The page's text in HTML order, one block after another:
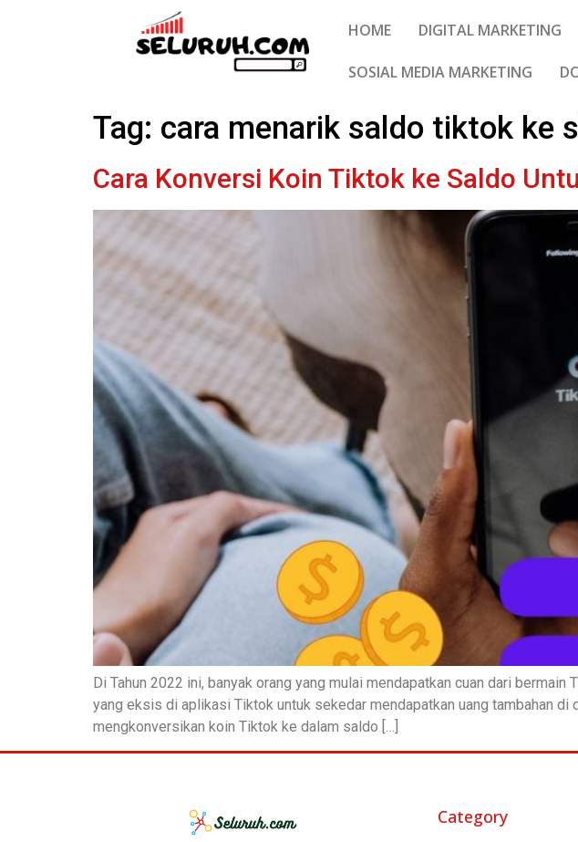
HOME DIGITAL MARKETING
SOSIAL MEDIA MARKETING
Tag: cara menarik saldo tiktok ke
Cara Konversi Koin Tiktok ke Saldo
Di Tahun 2022 ini, banyak orang yang mulai mendapatkan cuan dari
yang eksis di aplikasi Tiktok untuk sekedar mendapatkan uang tambahan
mengkonversikan koin Tiktok ke dalam saldo […]
Category